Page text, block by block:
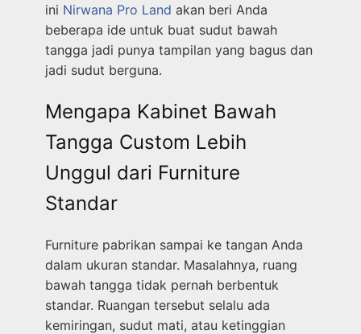
ini Nirwana Pro Land akan beri Anda
beberapa ide untuk buat sudut bawah
tangga jadi punya tampilan yang bagus dan
jadi sudut berguna.
Mengapa Kabinet Bawah
Tangga Custom Lebih
Unggul dari Furniture
Standar
Furniture pabrikan sampai ke tangan Anda
dalam ukuran standar. Masalahnya, ruang
bawah tangga tidak pernah berbentuk
standar. Ruangan tersebut selalu ada
kemiringan, sudut mati, atau ketinggian